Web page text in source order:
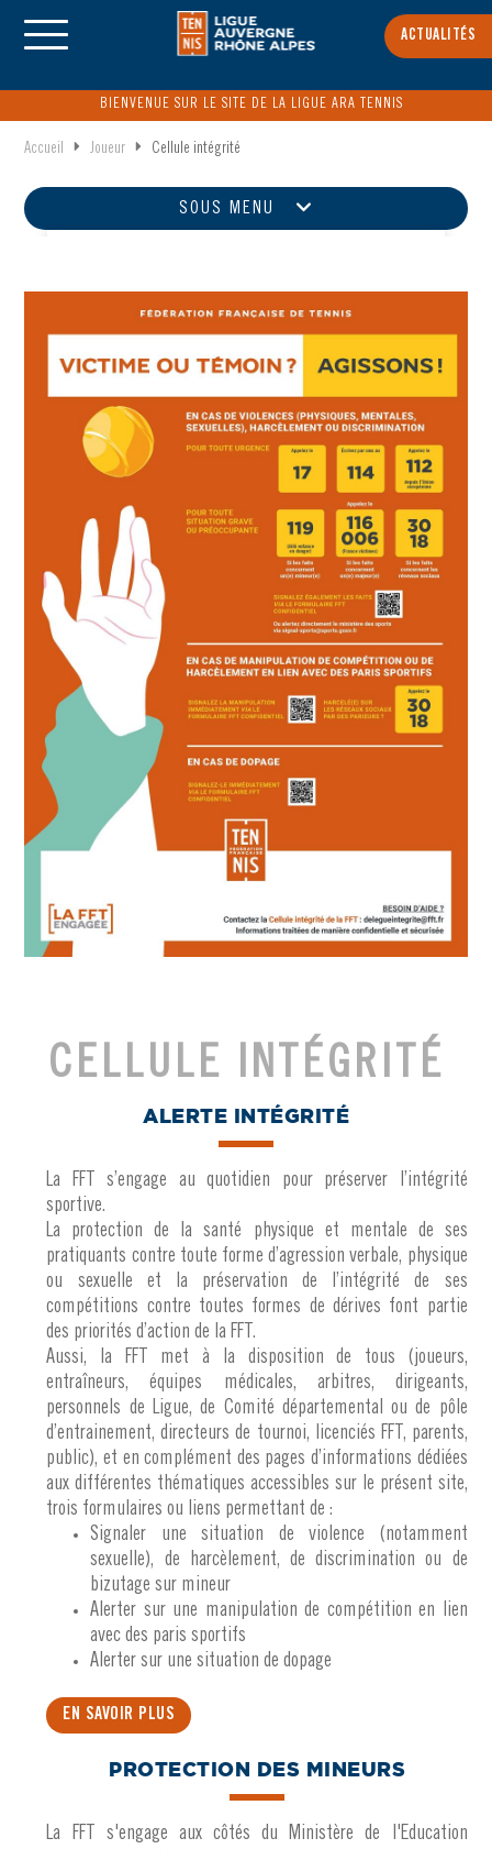
ACTUALITÉS
BIENVENUE SUR LE SITE DE LA LIGUE ARA TENNIS
Accueil Joueur Cellule intégrité
SOUS MENU
TENNIS
CENTRE FÉDÉRAL ET RÉGIONAL D'ENTRAINEMENT
PADEL
BEACH TENNIS
PARATENNIS
ACTION SOLIDAIRES
Trophées des actions solidaires Tennis santé
CELLULE INTÉGRITÉ
TROUVER UN CLUB (TENUP)
OFFRE GROUPAMA
OFFRE BNP PARIBAS
OFFRE PARTENAIRES
CELLULE INTÉGRITÉ
ALERTE INTÉGRITÉ
La FFT s’engage au quotidien pour préserver l’intégrité
sportive.
La protection de la santé physique et mentale de ses
pratiquants contre toute forme d’agression verbale, physique
ou sexuelle et la préservation de l’intégrité de ses
compétitions contre toutes formes de dérives font partie
des priorités d’action de la FFT.
Aussi, la FFT met à la disposition de tous (joueurs,
entraîneurs, équipes médicales, arbitres, dirigeants,
personnels de Ligue, de Comité départemental ou de pôle
d’entrainement, directeurs de tournoi, licenciés FFT, parents,
public), et en complément des pages d’informations dédiées
aux différentes thématiques accessibles sur le présent site,
trois formulaires ou liens permettant de :
Signaler une situation de violence (notamment
sexuelle), de harcèlement, de discrimination ou de
bizutage sur mineur
Alerter sur une manipulation de compétition en lien
avec des paris sportifs
Alerter sur une situation de dopage
EN SAVOIR PLUS
PROTECTION DES MINEURS
La FFT s'engage aux côtés du Ministère de l'Education